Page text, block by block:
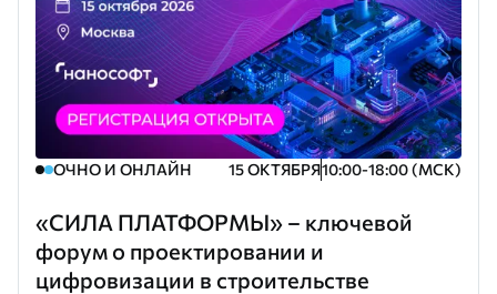
ОЧНО И ОНЛАЙН 15 ОКТЯБРЯ10:00-18:00 (МСК)
«СИЛА ПЛАТФОРМЫ» – ключевой
форум о проектировании и
цифровизации в строительстве